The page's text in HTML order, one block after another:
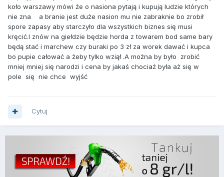
koło warszawy mówi że o nasiona pytają i kupują ludzie których
nie zna a branie jest duże nasion mu nie zabraknie bo zrobił
spore zapasy aby starczyło dla wszystkich biznes się musi
kręcić.I znów na giełdzie będzie horda z towarem bod same bary
będą stać i marchew czy buraki po 3 zł za worek dawać i kupca
bo pupie całować a żeby tylko wziął .A można by było zrobić
mniej mniej się narodzi i cena by jakaś chociaż była aż się w
pole się nie chce wyjść
Cytuj